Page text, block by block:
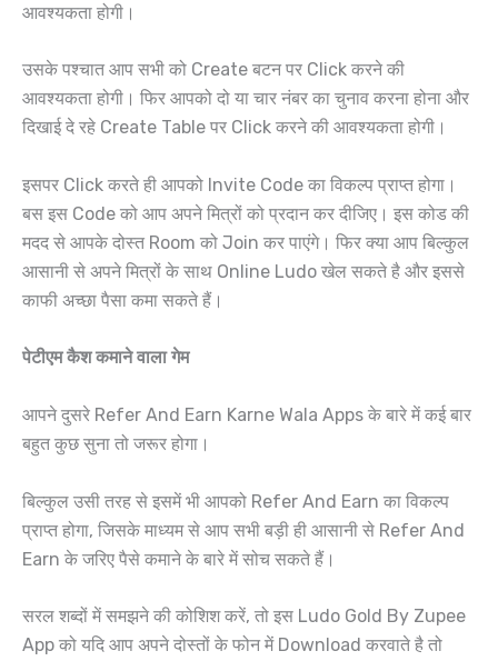
आवश्यकता होगी।
उसके पश्चात आप सभी को Create बटन पर Click करने की
आवश्यकता होगी। फिर आपको दो या चार नंबर का चुनाव करना होना और
दिखाई दे रहे Create Table पर Click करने की आवश्यकता होगी।
इसपर Click करते ही आपको Invite Code का विकल्प प्राप्त होगा।
बस इस Code को आप अपने मित्रों को प्रदान कर दीजिए। इस कोड की
मदद से आपके दोस्त Room को Join कर पाएंगे। फिर क्या आप बिल्कुल
आसानी से अपने मित्रों के साथ Online Ludo खेल सकते है और इससे
काफी अच्छा पैसा कमा सकते हैं।
पेटीएम कैश कमाने वाला गेम
आपने दुसरे Refer And Earn Karne Wala Apps के बारे में कई बार
बहुत कुछ सुना तो जरूर होगा।
बिल्कुल उसी तरह से इसमें भी आपको Refer And Earn का विकल्प
प्राप्त होगा, जिसके माध्यम से आप सभी बड़ी ही आसानी से Refer And
Earn के जरिए पैसे कमाने के बारे में सोच सकते हैं।
सरल शब्दों में समझने की कोशिश करें, तो इस Ludo Gold By Zupee
App को यदि आप अपने दोस्तों के फोन में Download करवाते है तो